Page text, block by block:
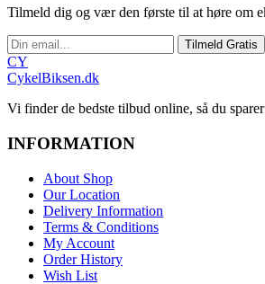
Tilmeld dig og vær den første til at høre om
Tilmeld Gratis
CY
CykelBiksen.dk
Vi finder de bedste tilbud online, så du
INFORMATION
About Shop
Our Location
Delivery Information
Terms & Conditions
My Account
Order History
Wish List